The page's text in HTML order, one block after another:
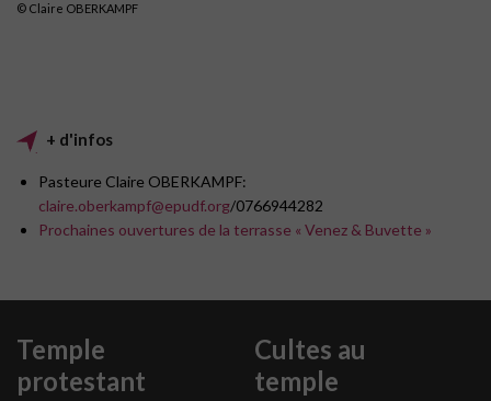
© Claire OBERKAMPF
+ d'infos
Pasteure Claire OBERKAMPF:
claire.oberkampf@epudf.org/0766944282
Prochaines ouvertures de la terrasse « Venez & Buvette »
Temple
protestant
Cultes au
temple